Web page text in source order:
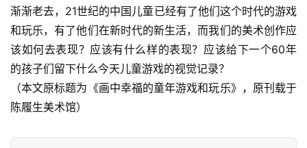
渐渐老去，21世纪的中国儿童已经有了他们这个时代的游戏
和玩乐，有了他们在新时代的新生活，而我们的美术创作应
该如何去表现？应该有什么样的表现？应该给下一个60年
的孩子们留下什么今天儿童游戏的视觉记录？
（本文原标题为《画中幸福的童年游戏和玩乐》，原刊载于
陈履生美术馆）